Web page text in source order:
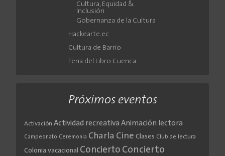
Cultura, Equidad &
Inclusión
Gobernanza de la Cultura
Hackearte.ec
Cultura de Barrio
Feria del Libro Cuenca
Próximos eventos
Activación Actividad recreativa Animación lectora
Campeonato Ceremonia Charla Cine Clases Club de lectura
Colonia vacacional Concierto Concierto